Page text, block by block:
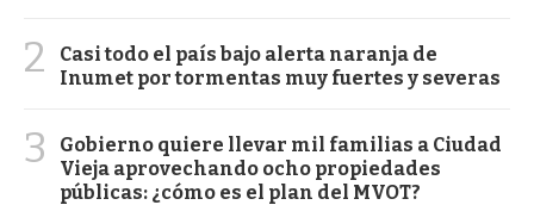
2
Casi todo el país bajo alerta naranja de
Inumet por tormentas muy fuertes y severas
3
Gobierno quiere llevar mil familias a Ciudad
Vieja aprovechando ocho propiedades
públicas: ¿cómo es el plan del MVOT?